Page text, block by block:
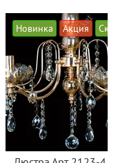
Новинка Акция